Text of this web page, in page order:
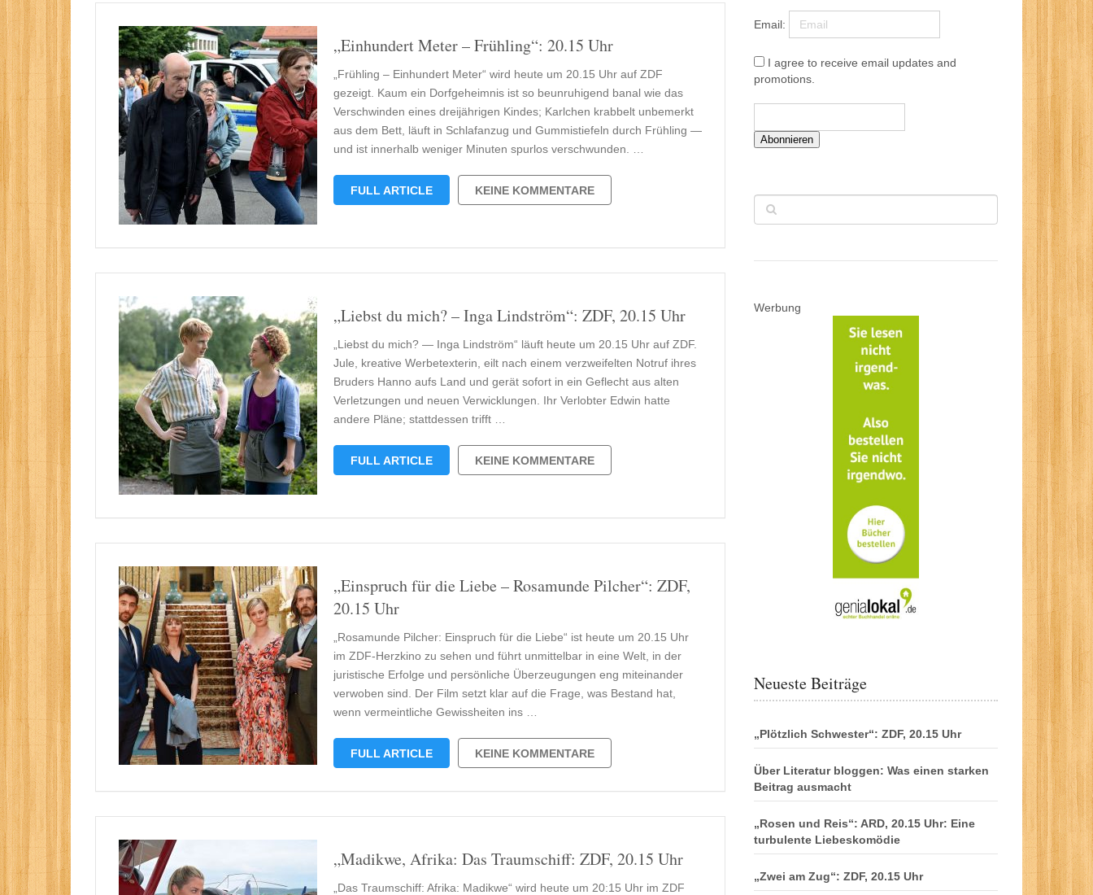
„Einhundert Meter – Frühling“: 20.15 Uhr
„Frühling – Einhundert Meter“ wird heute um 20.15 Uhr auf ZDF
gezeigt. Kaum ein Dorfgeheimnis ist so beunruhigend banal wie das
Verschwinden eines dreijährigen Kindes; Karlchen krabbelt unbemerkt
aus dem Bett, läuft in Schlafanzug und Gummistiefeln durch Frühling —
und ist innerhalb weniger Minuten spurlos verschwunden. …
FULL ARTICLE KEINE KOMMENTARE
„Liebst du mich? – Inga Lindström“: ZDF, 20.15 Uhr
„Liebst du mich? — Inga Lindström“ läuft heute um 20.15 Uhr auf ZDF.
Jule, kreative Werbetexterin, eilt nach einem verzweifelten Notruf ihres
Bruders Hanno aufs Land und gerät sofort in ein Geflecht aus alten
Verletzungen und neuen Verwicklungen. Ihr Verlobter Edwin hatte
andere Pläne; stattdessen trifft …
FULL ARTICLE KEINE KOMMENTARE
„Einspruch für die Liebe – Rosamunde Pilcher“: ZDF,
20.15 Uhr
„Rosamunde Pilcher: Einspruch für die Liebe“ ist heute um 20.15 Uhr
im ZDF-Herzkino zu sehen und führt unmittelbar in eine Welt, in der
juristische Erfolge und persönliche Überzeugungen eng miteinander
verwoben sind. Der Film setzt klar auf die Frage, was Bestand hat,
wenn vermeintliche Gewissheiten ins …
FULL ARTICLE KEINE KOMMENTARE
„Madikwe, Afrika: Das Traumschiff: ZDF, 20.15 Uhr
„Das Traumschiff: Afrika: Madikwe“ wird heute um 20:15 Uhr im ZDF
Email:
I agree to receive email updates and
promotions.
Abonnieren
Werbung
Neueste Beiträge
„Plötzlich Schwester“: ZDF, 20.15 Uhr
Über Literatur bloggen: Was einen starken
Beitrag ausmacht
„Rosen und Reis“: ARD, 20.15 Uhr: Eine
turbulente Liebeskomödie
„Zwei am Zug“: ZDF, 20.15 Uhr